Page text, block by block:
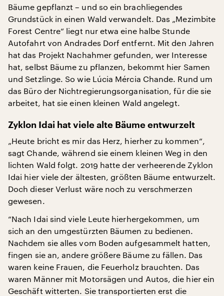
Bäume gepflanzt – und so ein brachliegendes
Grundstück in einen Wald verwandelt. Das „Mezimbite
Forest Centre“ liegt nur etwa eine halbe Stunde
Autofahrt von Andrades Dorf entfernt. Mit den Jahren
hat das Projekt Nachahmer gefunden, wer Interesse
hat, selbst Bäume zu pflanzen, bekommt hier Samen
und Setzlinge. So wie Lúcia Mércia Chande. Rund um
das Büro der Nichtregierungsorganisation, für die sie
arbeitet, hat sie einen kleinen Wald angelegt.
Zyklon Idai hat viele alte Bäume entwurzelt
„Heute bricht es mir das Herz, hierher zu kommen“,
sagt Chande, während sie einem kleinen Weg in den
lichten Wald folgt. 2019 hatte der verheerende Zyklon
Idai hier viele der ältesten, größten Bäume entwurzelt.
Doch dieser Verlust wäre noch zu verschmerzen
gewesen.
“Nach Idai sind viele Leute hierhergekommen, um
sich an den umgestürzten Bäumen zu bedienen.
Nachdem sie alles vom Boden aufgesammelt hatten,
fingen sie an, andere größere Bäume zu fällen. Das
waren keine Frauen, die Feuerholz brauchten. Das
waren Männer mit Motorsägen und Autos, die hier ein
Geschäft witterten. Sie transportierten erst die